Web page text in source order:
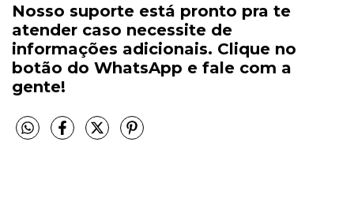
Nosso suporte está pronto pra te
atender caso necessite de
informações adicionais. Clique no
botão do WhatsApp e fale com a
gente!